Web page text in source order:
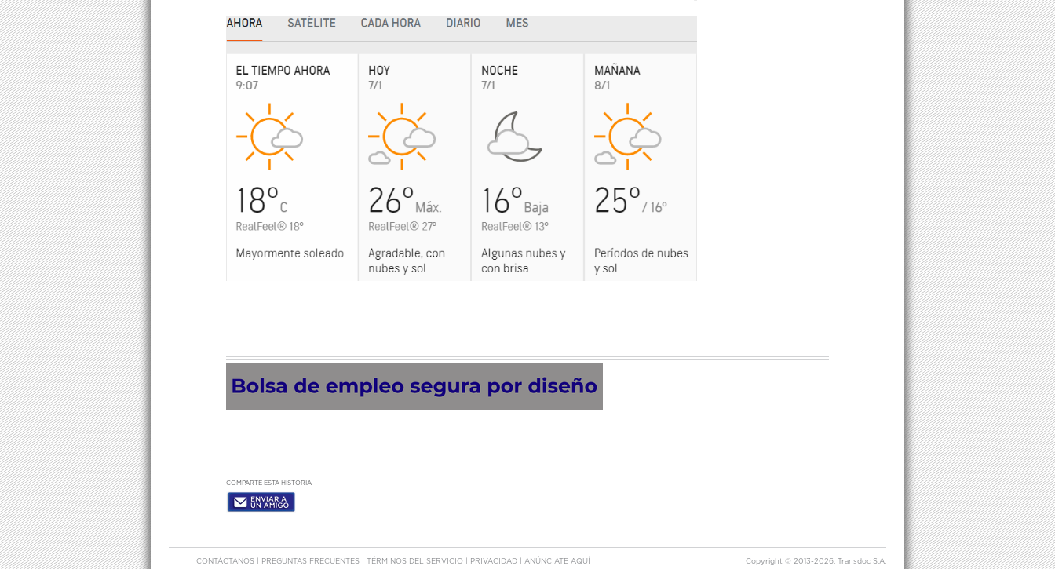
COMPARTE ESTA HISTORIA
CONTÁCTANOS PREGUNTAS FRECUENTES TÉRMINOS DEL SERVICIO PRIVACIDAD ANÚNCIATE AQUÍ Copyright © 2013-2026, Transdoc S.A.